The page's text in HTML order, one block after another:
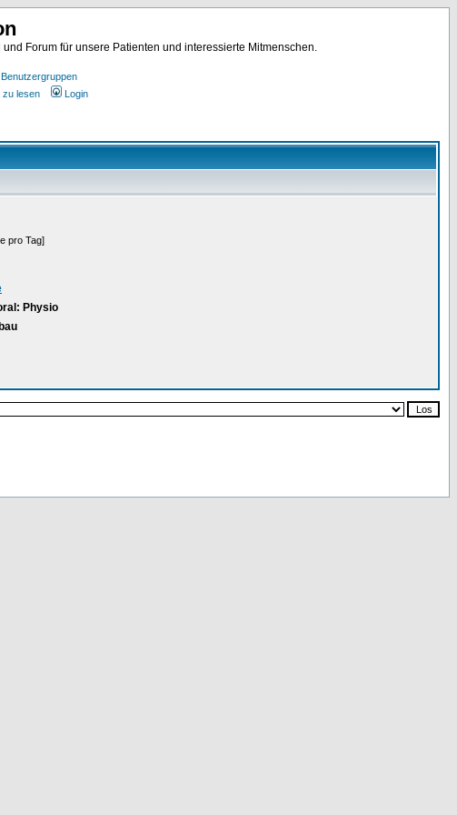
Forum für unsere Patienten und interessierte Mitmenschen.
Benutzergruppen
zu lesen Login
pro Tag]
Physio